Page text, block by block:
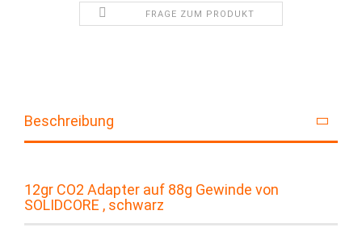
FRAGE ZUM PRODUKT
Beschreibung
12gr CO2 Adapter auf 88g Gewinde von
SOLIDCORE , schwarz